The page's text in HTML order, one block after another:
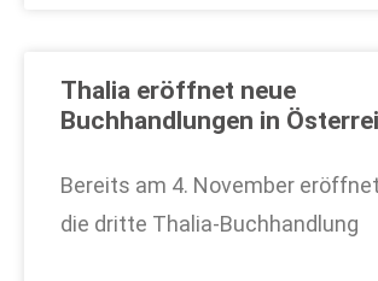
Thalia eröffnet neue
Buchhandlungen in
Bereits am 4. November eröffnet
die dritte Thalia-Buchhandlung